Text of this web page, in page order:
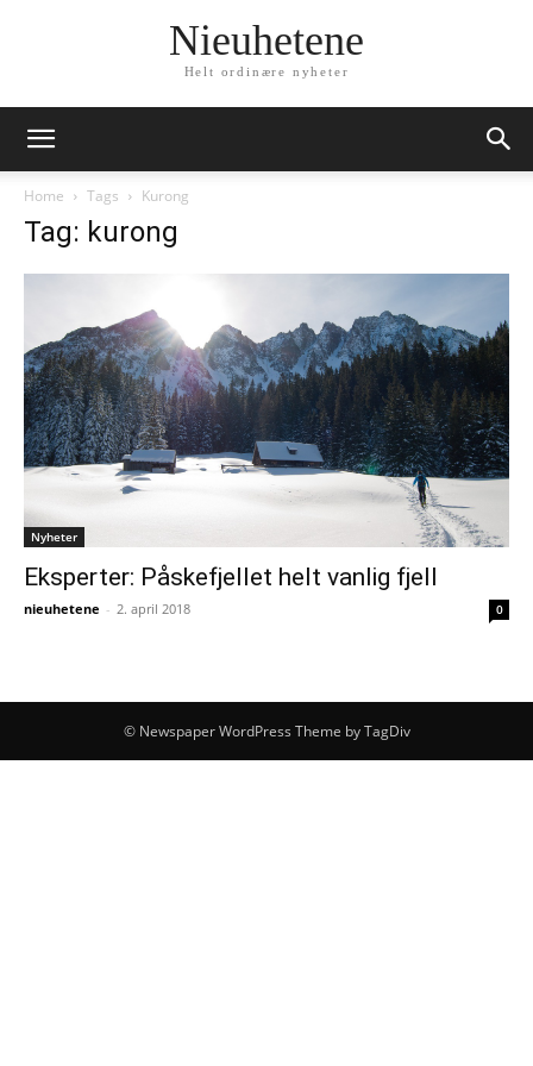
Nieuhetene
Helt ordinære nyheter
Home Tags Kurong
Tag: kurong
Nyheter
Eksperter: Påskefjellet helt vanlig fjell
nieuhetene - 2. april 2018 0
© Newspaper WordPress Theme by TagDiv